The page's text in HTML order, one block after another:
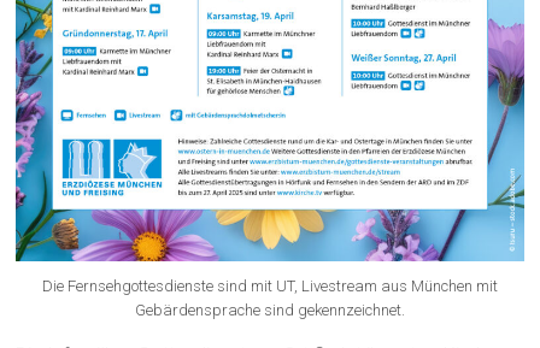
Die Fernsehgottesdienste sind mit UT, Livestream aus München mit
Gebärdensprache sind gekennzeichnet.